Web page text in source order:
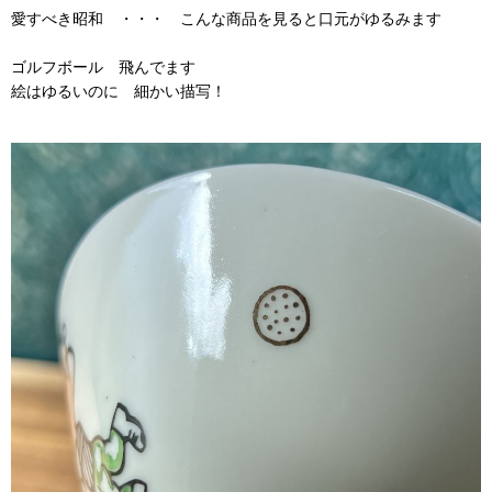
愛すべき昭和 ・・・ こんな商品を見ると口元がゆるみます
ゴルフボール 飛んでます
絵はゆるいのに 細かい描写！